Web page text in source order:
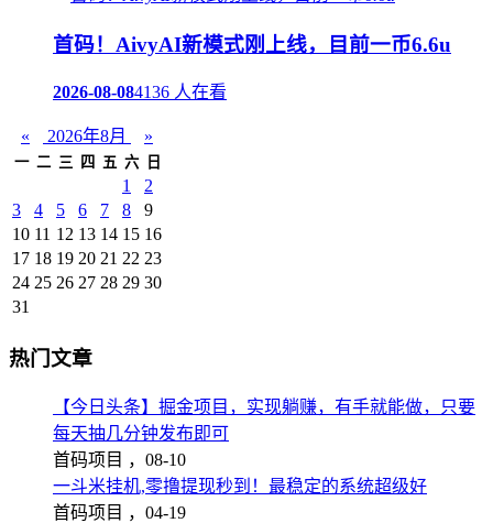
首码！AivyAI新模式刚上线，目前一币6.6u
2026-08-084136 人在看
« 2026年8月 »
一 二 三 四 五 六 日
1
2
3
4 5 6 7 8
9
10 11 12 13 14 15 16
17 18 19 20 21 22 23
24 25 26 27 28 29 30
31
热门文章
【今日头条】掘金项目，实现躺赚，有手就能做，只要
每天抽几分钟发布即可
首码项目 ， 08-10
一斗米挂机,零撸提现秒到！最稳定的系统超级好
首码项目 ， 04-19